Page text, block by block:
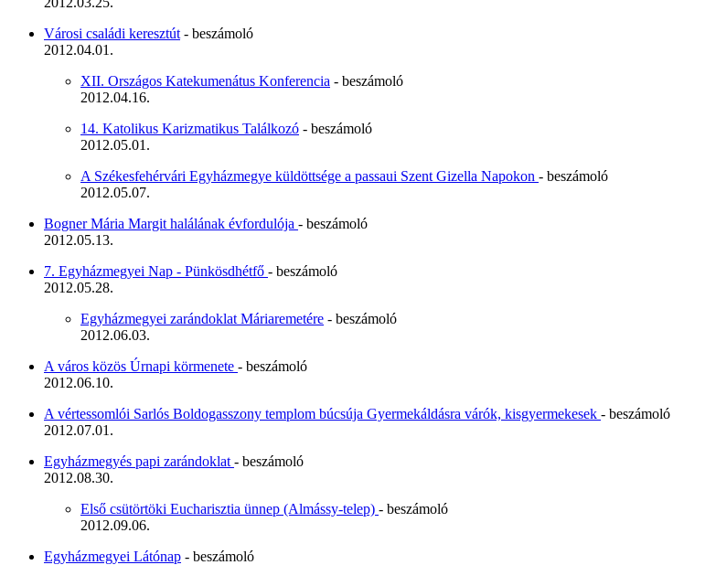
Városi családi keresztút - beszámoló
2012.04.01.
XII. Országos Katekumenátus Konferencia - beszámoló
2012.04.16.
14. Katolikus Karizmatikus Találkozó - beszámoló
2012.05.01.
A Székesfehérvári Egyházmegye küldöttsége a passaui Szent Gizella Napokon - beszámoló
2012.05.07.
Bogner Mária Margit halálának évfordulója - beszámoló
2012.05.13.
7. Egyházmegyei Nap - Pünkösdhétfő - beszámoló
2012.05.28.
Egyházmegyei zarándoklat Máriaremetére - beszámoló
2012.06.03.
A város közös Úrnapi körmenete - beszámoló
2012.06.10.
A vértessomlói Sarlós Boldogasszony templom búcsúja Gyermekáldásra várók, kisgyermekesek - beszámoló
2012.07.01.
Egyházmegyés papi zarándoklat - beszámoló
2012.08.30.
Első csütörtöki Eucharisztia ünnep (Almássy-telep) - beszámoló
2012.09.06.
Egyházmegyei Látónap - beszámoló